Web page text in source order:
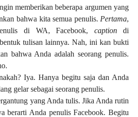
memberikan beberapa argumen yang
bahwa kita semua penulis. Pertama,
di WA, Facebook, captiondi
tulisan lainnya. Nah, ini kan bukti
bahwa Anda adalah seorang penulis.
Iya. Hanya begitu saja dan Anda
gelar sebagai seorang penulis.
yang Anda tulis. Jika Anda rutin
berarti Anda penulis Facebook. Begitu